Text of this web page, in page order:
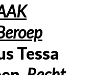
Tessa